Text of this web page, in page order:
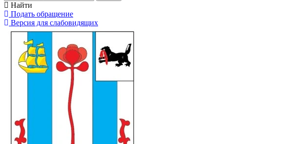
Найти
Подать обращение
Версия для слабовидящих